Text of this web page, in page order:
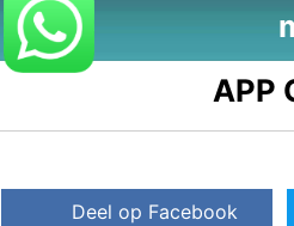
APP
Deel op Facebook